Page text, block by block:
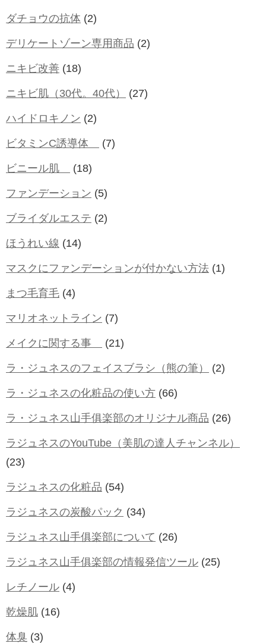
ダチョウの抗体 (2)
デリケートゾーン専用商品 (2)
ニキビ改善 (18)
ニキビ肌（30代。40代） (27)
ハイドロキノン (2)
ビタミンC誘導体 (7)
ビニール肌 (18)
ファンデーション (5)
ブライダルエステ (2)
ほうれい線 (14)
マスクにファンデーションが付かない方法 (1)
まつ毛育毛 (4)
マリオネットライン (7)
メイクに関する事 (21)
ラ・ジュネスのフェイスブラシ（熊の筆） (2)
ラ・ジュネスの化粧品の使い方 (66)
ラ・ジュネス山手俱楽部のオリジナル商品 (26)
ラジュネスのYouTube（美肌の達人チャンネル）
(23)
ラジュネスの化粧品 (54)
ラジュネスの炭酸パック (34)
ラジュネス山手俱楽部について (26)
ラジュネス山手俱楽部の情報発信ツール (25)
レチノール (4)
乾燥肌 (16)
体臭 (3)